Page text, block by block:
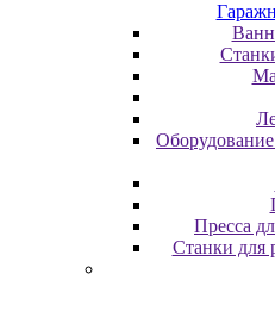
Пресса
Станки для